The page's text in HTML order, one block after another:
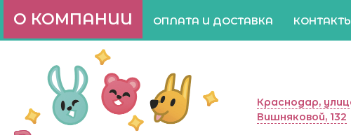
О КОМПАНИИ ОПЛАТА И ДОСТАВКА
Краснодар,
Вишняковой, 132